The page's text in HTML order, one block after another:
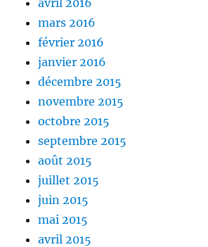
mars 2016
février 2016
janvier 2016
décembre 2015
novembre 2015
octobre 2015
septembre 2015
août 2015
juillet 2015
juin 2015
mai 2015
avril 2015